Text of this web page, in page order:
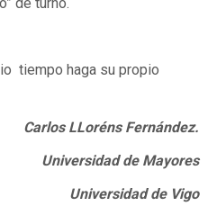
tiempo haga su propio
Carlos LLoréns Fernández.
Universidad de Mayores
Universidad de Vigo